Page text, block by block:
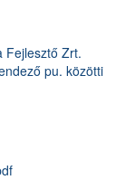
Fejlesztő Zrt.
pu. közötti